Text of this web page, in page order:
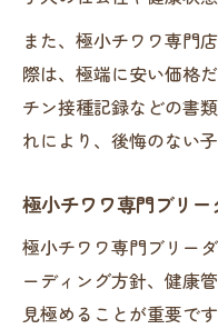
基準
ブリーダーから
は
安心できるブ
極小チワワ購
信頼ブリー
法
極小チワワ譲
また、極小チワワ専門
際は、極端に安い価格
チン接種記録などの書
れにより、後悔のない
極小チワワ専門ブリ
極小チワワ専門ブリー
ーディング方針、健康
見極めることが重要で